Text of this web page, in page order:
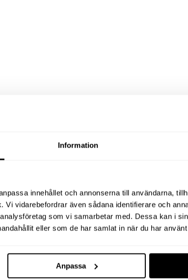
Information
innehållet och annonserna till användarna,
vidarebefordrar även sådana identifierare och
som vi samarbetar med. Dessa kan i
eller som de har samlat in när du har
Anpassa